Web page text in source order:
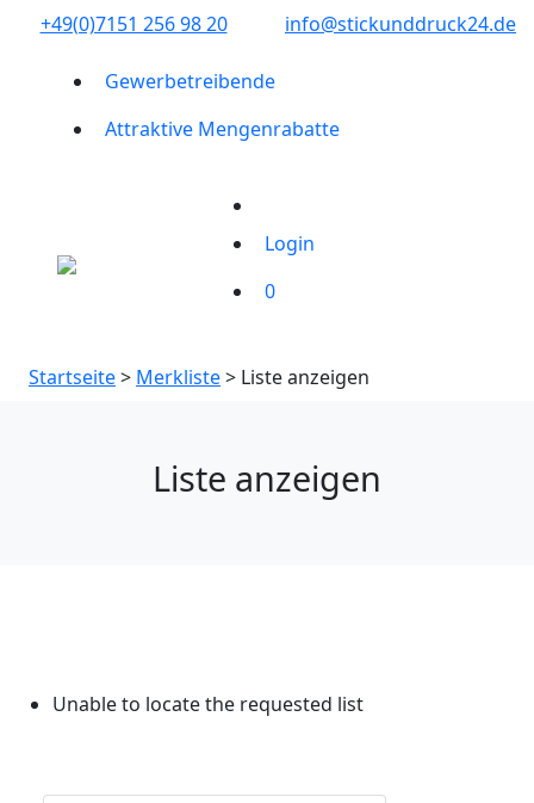
+49(0)7151 256 98 20‬ info@stickunddruck24.de
Gewerbetreibende
Attraktive Mengenrabatte
Login
0
Startseite> Merkliste> Liste anzeigen
Liste anzeigen
Unable to locate the requested list